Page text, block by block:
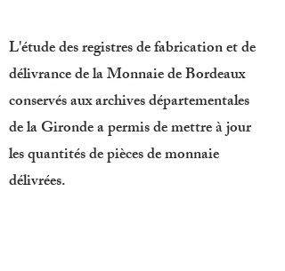
L'étude des registres de fabrication et de
délivrance de la Monnaie de Bordeaux
conservés aux archives départementales
de la Gironde a permis de mettre à jour
les quantités de pièces de monnaie
délivrées.